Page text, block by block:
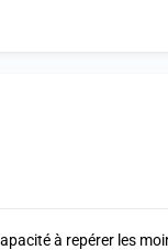
à repérer les